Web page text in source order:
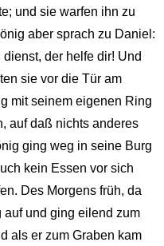
und sie warfen ihn zu
aber sprach zu Daniel:
der helfe dir! Und
sie vor die Tür am
mit seinem eigenen Ring
auf daß nichts anderes
ging weg in seine Burg
kein Essen vor sich
Des Morgens früh, da
auf und ging eilend zum
als er zum Graben kam